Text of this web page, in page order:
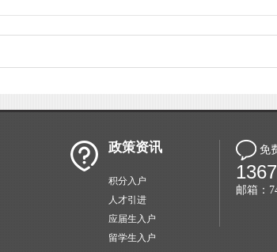
政策资讯
积分入户
人才引进
应届生入户
留学生入户
免
邮箱：